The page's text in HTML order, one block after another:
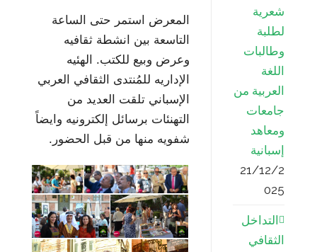
المعرض استمر حتى الساعة
التاسعة بين انشطة ثقافيه
وعرض وبيع للكتب. الهئيه
الإداريه للمُنتدى الثقافي العربي
الإسباني تلقت العديد من
التهنئات برسائل إلكترونيه وايضاً
شفويه منها من قبل الحضور.
شعرية
لطلبة
وطالبات
اللغة
العربية من
جامعات
ومعاهد
إسبانية
21/12/2
025
التداخل
الثقافي